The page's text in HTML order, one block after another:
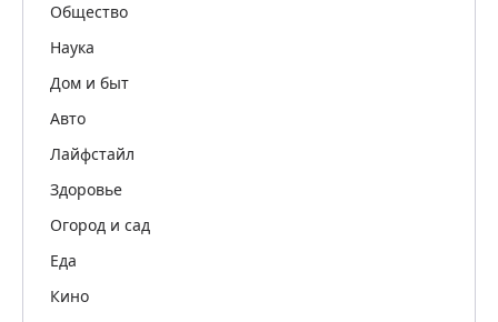
Общество
Наука
Дом и быт
Авто
Лайфстайл
Здоровье
Огород и сад
Еда
Кино